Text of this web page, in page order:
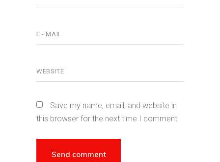
Save my name, email, and website in
this browser for the next time I comment.